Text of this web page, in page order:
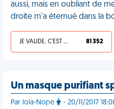
aussi, mais en oubliant de
droite m'a éternué dans la
JE VALIDE, C'EST UNE VDM 81 352
Un masque purifiant
Par lola-Nope - 20/11/2017